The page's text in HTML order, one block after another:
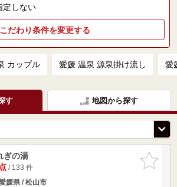
定しない
こだわり条件を変更する
カップル 愛媛 温泉 源泉掛け流し 愛
す 地図から探す
お気に入
りに追加
ぎの湯
/ 133 件
媛県 / 松山市